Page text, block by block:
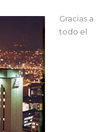
Gracias a
todo el